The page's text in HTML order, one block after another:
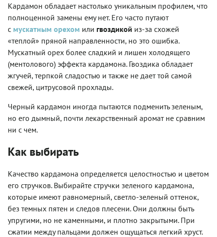
Кардамон обладает настолько уникальным профилем, что
полноценной замены ему нет. Его часто путают
с мускатным орехом или гвоздикой из-за схожей
«теплой» пряной направленности, но это ошибка.
Мускатный орех более сладкий и лишен холодящего
(ментолового) эффекта кардамона. Гвоздика обладает
жгучей, терпкой сладостью и также не дает той самой
свежей, цитрусовой прохлады.
Черный кардамон иногда пытаются подменить зеленым,
но его дымный, почти лекарственный аромат не сравним
ни с чем.
Как выбирать
Качество кардамона определяется целостностью и цветом
его стручков. Выбирайте стручки зеленого кардамона,
которые имеют равномерный, светло-зеленый оттенок,
без темных пятен и следов плесени. Они должны быть
упругими, но не каменными, и плотно закрытыми. При
сжатии между пальцами должен ощущаться легкий хруст.